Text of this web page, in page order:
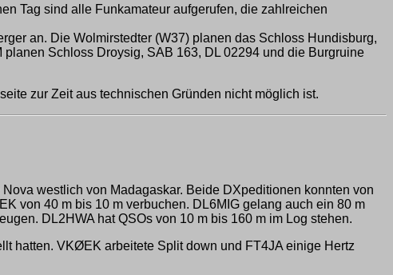
Tag sind alle Funkamateur aufgerufen, die zahlreichen
an. Die Wolmirstedter (W37) planen das Schloss Hundisburg,
Schloss Droysig, SAB 163, DL 02294 und die Burgruine
zur Zeit aus technischen Gründen nicht möglich ist.
westlich von Madagaskar. Beide DXpeditionen konnten von
von 40 m bis 10 m verbuchen. DL6MIG gelang auch ein 80 m
DL2HWA hat QSOs von 10 m bis 160 m im Log stehen.
hatten. VKØEK arbeitete Split down und FT4JA einige Hertz